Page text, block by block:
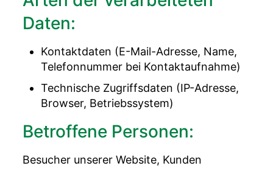
Daten:
Kontaktdaten (E-Mail-Adresse, Name,
Telefonnummer bei Kontaktaufnahme)
Technische Zugriffsdaten (IP-Adresse,
Browser, Betriebssystem)
Betroffene Personen:
Besucher unserer Website, Kunden